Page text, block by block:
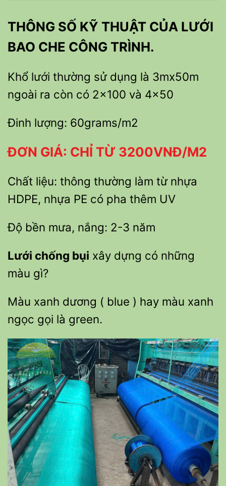
THÔNG SỐ KỸ THUẬT CỦA LƯỚI
BAO CHE CÔNG TRÌNH.
Khổ lưới thường sử dụng là 3mx50m
ngoài ra còn có 2×100 và 4×50
Đinh lượng: 60grams/m2
ĐƠN GIÁ: CHỈ TỪ 3200VNĐ/M2
Chất liệu: thông thường làm từ nhựa
HDPE, nhựa PE có pha thêm UV
Độ bền mưa, nắng: 2-3 năm
Lưới chống bụi xây dựng có những
màu gì?
Màu xanh dương ( blue ) hay màu xanh
ngọc gọi là green.